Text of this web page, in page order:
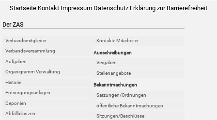
Startseite Kontakt Impressum Datenschutz Erklärung zur Barrierefreiheit
Der ZAS
Verbandsmitglieder
Verbandsversammlung
Aufgaben
Organigramm Verwaltung
Historie
Entsorgungsanlagen
Deponien
Abfallbilanzen
Kontakte Mitarbeiter
Ausschreibungen
Vergaben
Stellenangebote
Bekanntmachungen
Satzungen/Ordnungen
öffentliche Bekanntmachungen
Sitzungen/Beschlüsse